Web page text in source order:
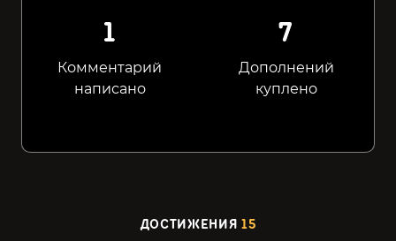
1
Комментарий
написано
7
Дополнений
куплено
ДОСТИЖЕНИЯ 15